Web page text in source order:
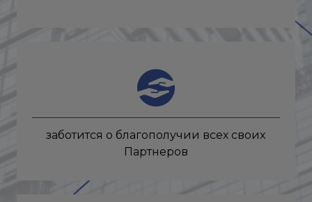
заботится о благополучии всех своих
Партнеров